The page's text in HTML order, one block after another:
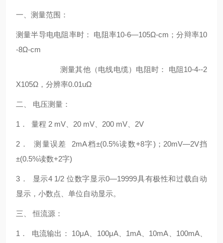
一、测量范围：
测量半导电电阻率时： 电阻率10-6—105Ω-cm；分辩率10
-8Ω-cm
测量其他（电线电缆）电阻时： 电阻10-4--2
X105Ω，分辨率0.01uΩ
二、 电压测量：
1． 量程 2 mV、20 mV、200 mV、2V
2． 测量误差 2mA档±(0.5%读数+8字)；20mV—2V挡
±(0.5%读数+2字)
3． 显示4 1/2 位数字显示0—19999具有极性和过载自动
显示，小数点、单位自动显示。
三、 恒流源：
1． 电流输出： 10μA、100μA、1mA、10mA、100mA、